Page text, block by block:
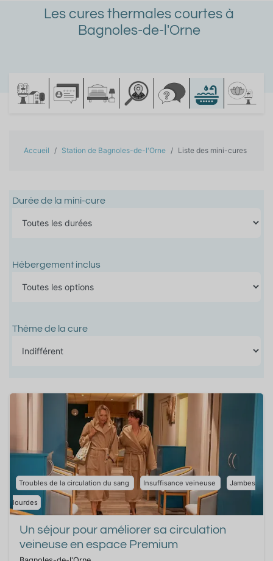
Les cures thermales courtes à
Bagnoles-de-l'Orne
Accueil Station de Bagnoles-de-l'Orne Liste des mini-cures
Durée de la mini-cure
Hébergement inclus
Thème de la cure
Troubles de la circulation du sang Insuffisance veineuse Jambes
lourdes
Un séjour pour améliorer sa circulation
veineuse en espace Premium